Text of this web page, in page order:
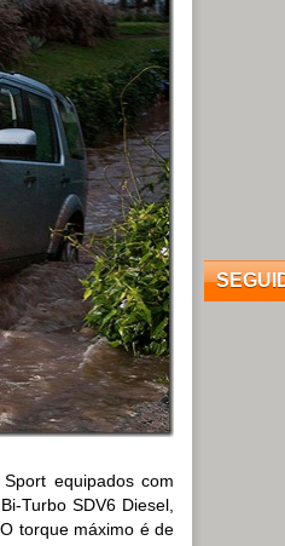
equipados com
Turbo SDV6 Diesel,
torque máximo é de